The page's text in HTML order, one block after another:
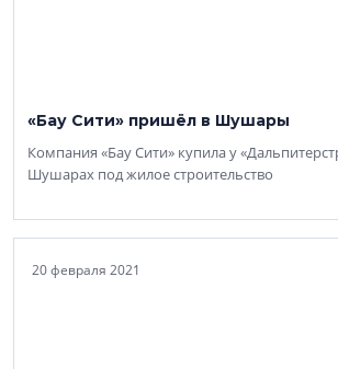
«Бау Сити» пришёл в Шушары
Компания «Бау Сити» купила у
Шушарах под жилое строительство
20 февраля 2021